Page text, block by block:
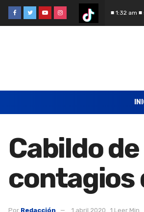
■ 1:32 am
Cabildo
contagios
Por Redacción 1 abril 2020 1 Leer Min